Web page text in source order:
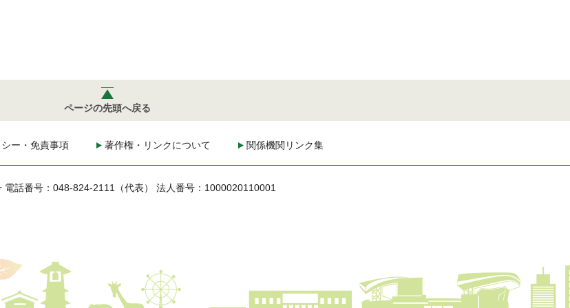
ページの先頭へ戻る
ー・免責事項 著作権・リンクについて 関係機関リンク集
電話番号：048-824-2111（代表） 法人番号：1000020110001